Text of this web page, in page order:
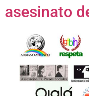
asesinato